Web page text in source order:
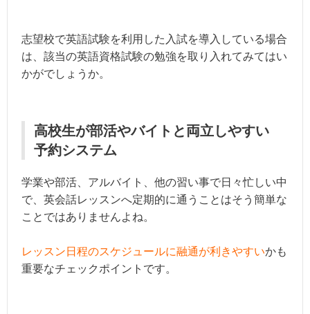
志望校で英語試験を利用した入試を導入している場合
は、該当の英語資格試験の勉強を取り入れてみてはい
かがでしょうか。
高校生が部活やバイトと両立しやすい
予約システム
学業や部活、アルバイト、他の習い事で日々忙しい中
で、英会話レッスンへ定期的に通うことはそう簡単な
ことではありませんよね。
レッスン日程のスケジュールに融通が利きやすいかも
重要なチェックポイントです。